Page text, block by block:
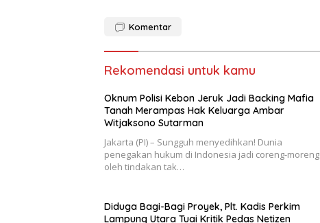
Komentar
Rekomendasi untuk kamu
Oknum Polisi Kebon Jeruk Jadi Backing Mafia
Tanah Merampas Hak Keluarga Ambar
Witjaksono Sutarman
Jakarta (PI) – Sungguh menyedihkan! Dunia
penegakan hukum di Indonesia jadi coreng-moreng
oleh tindakan tak…
Diduga Bagi-Bagi Proyek, Plt. Kadis Perkim
Lampung Utara Tuai Kritik Pedas Netizen